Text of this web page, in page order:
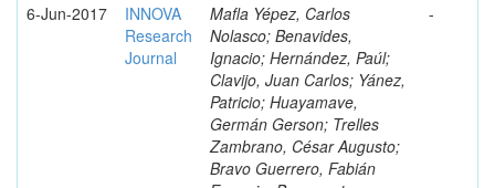
6-Jun-2017
INNOVA
Research
Journal
Mafla Yépez, Carlos
Nolasco; Benavides,
Ignacio; Hernández, Paúl;
Clavijo, Juan Carlos; Yánez,
Patricio; Huayamave,
Germán Gerson; Trelles
Zambrano, César Augusto;
Bravo Guerrero, Fabián
-